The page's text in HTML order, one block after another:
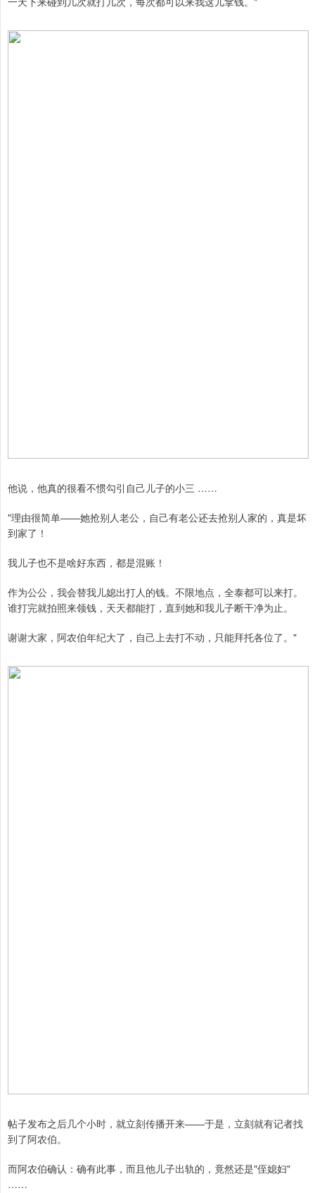
他说，他真的很看不惯勾引自己儿子的小三 ……
"理由很简单——她抢别人老公，自己有老公还去抢别人家的，真是坏
到家了！
我儿子也不是啥好东西，都是混账！
作为公公，我会替我儿媳出打人的钱。不限地点，全泰都可以来打。
谁打完就拍照来领钱，天天都能打，直到她和我儿子断干净为止。
谢谢大家，阿农伯年纪大了，自己上去打不动，只能拜托各位了。"
帖子发布之后几个小时，就立刻传播开来——于是，立刻就有记者找
到了阿农伯。
而阿农伯确认：确有此事，而且他儿子出轨的，竟然还是"侄媳妇"
……